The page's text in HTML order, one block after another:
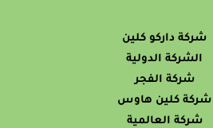
شركة داركو كلين
الشركة الدولية
شركة الفجر
شركة كلين هاوس
شركة العالمية